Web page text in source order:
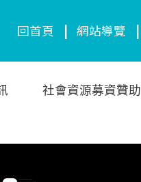
回首頁 | 網站導覽 |
社會資源募資贊助